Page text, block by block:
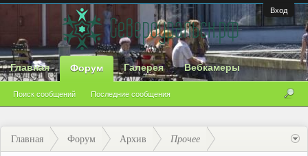
Вход
Главная Форум
Поиск сообщений Последние сообщения
Галерея Вебкамеры
Главная Форум Архив Прочее